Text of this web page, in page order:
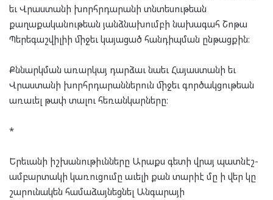
եւ Վրաստանի խորհրդարանի տնտեսութեան
քաղաքականութեան յանձնախումբի նախագահ Շոթա
Պերեգաշվիլիի միջեւ կայացած հանդիպման ընթացքին։
Քննարկման առարկայ դարձաւ նաեւ Հայաստանի եւ
Վրաստանի խորհրդարաններուն միջեւ գործակցութեան
առաւել թափ տալու հեռանկարները։
*
Երեւանի իշխանութիւնները Արաքս գետի վրայ պատնէշ-
ամբարտակի կառուցումը աւելի քան տարիէ մը ի վեր կը
շարունակեն համաձայնեցնել Անգարայի